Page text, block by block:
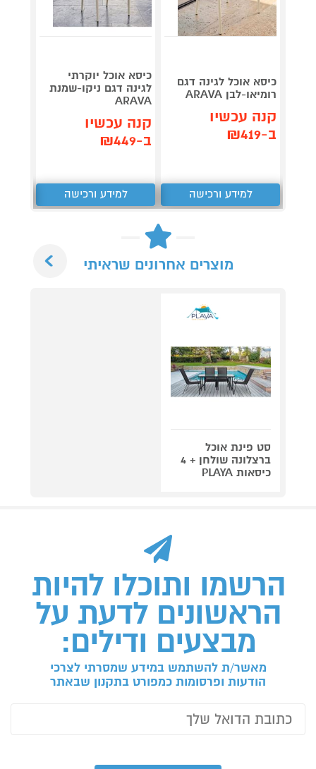
כיסא אוכל לגינה דגם
רומיאו-לבן ARAVA
קנה עכשיו
ב-₪419
למידע ורכישה
כיסא אוכל יוקרתי
לגינה דגם ניקו-שמנת
ARAVA
קנה עכשיו
ב-₪449
למידע ורכישה
מוצרים אחרונים שראיתי
סט פינת אוכל
ברצלונה שולחן + 4
כיסאות PLAYA
הרשמו ותוכלו להיות
הראשונים לדעת על
מבצעים ודילים:
מאשר/ת להשתמש במידע שמסרתי לצרכי
הודעות ופרסומות כמפורט בתקנון שבאתר